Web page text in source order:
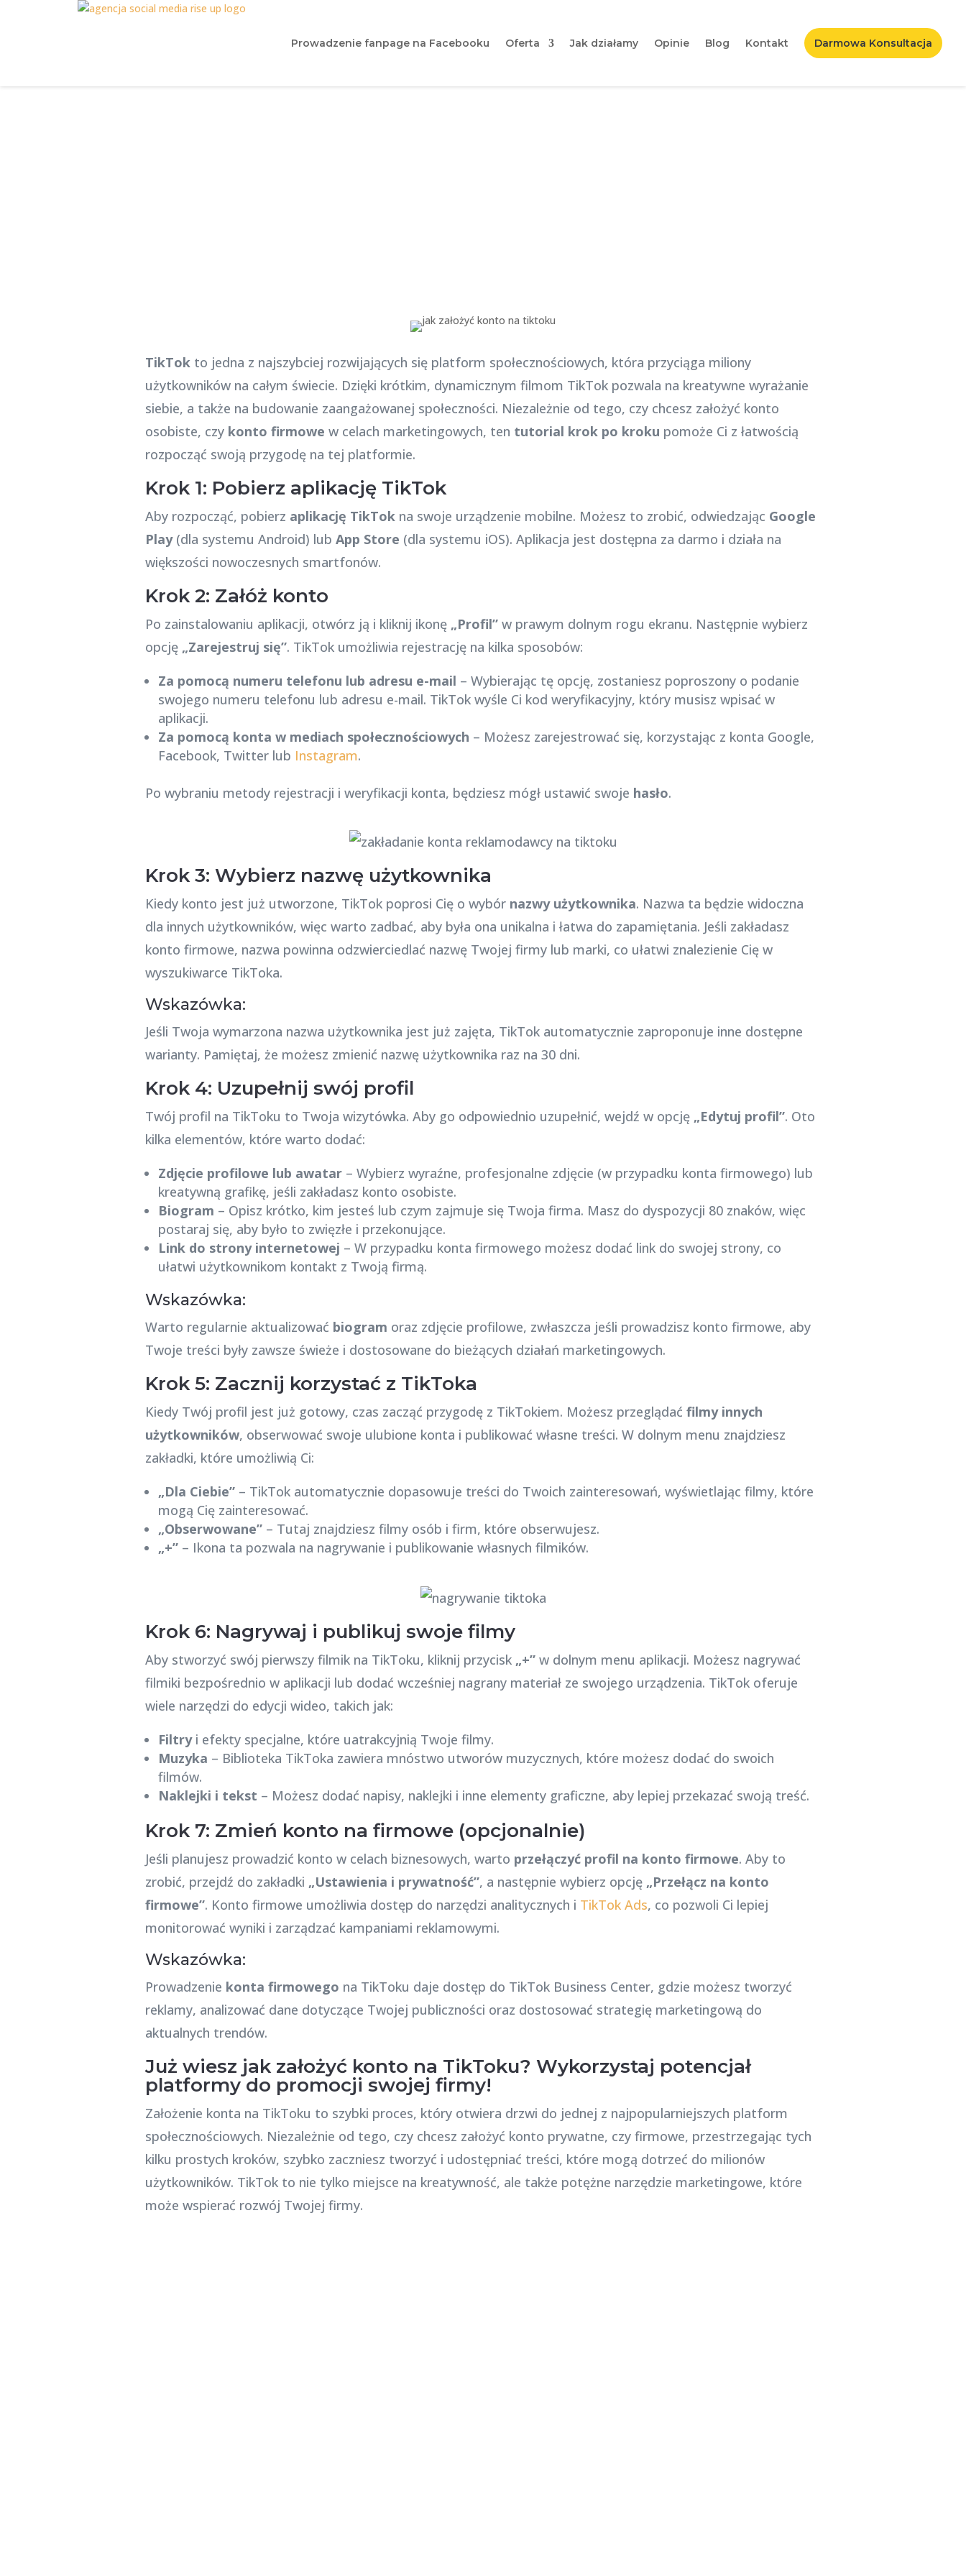
Prowadzenie fanpage na Facebooku Oferta Jak działamy Opinie Blog Kontakt Darmowa Konsultacja
TikTokto jedna z najszybciej rozwijających się platform społecznościowych, która przyciąga miliony
użytkowników na całym świecie. Dzięki krótkim, dynamicznym filmom TikTok pozwala na kreatywne wyrażanie
siebie, a także na budowanie zaangażowanej społeczności. Niezależnie od tego, czy chcesz założyć konto
osobiste, czy konto firmowe w celach marketingowych, ten tutorial krok po kroku pomoże Ci z łatwością
rozpocząć swoją przygodę na tej platformie.
Krok 1: Pobierz aplikację TikTok
Aby rozpocząć, pobierz aplikację TikTokna swoje urządzenie mobilne. Możesz to zrobić, odwiedzając Google
Play(dla systemu Android) lub App Store (dla systemu iOS). Aplikacja jest dostępna za darmo i działa na
większości nowoczesnych smartfonów.
Krok 2: Załóż konto
Po zainstalowaniu aplikacji, otwórz ją i kliknij ikonę „Profil”w prawym dolnym rogu ekranu. Następnie wybierz
opcję „Zarejestruj się”. TikTok umożliwia rejestrację na kilka sposobów:
Za pomocą numeru telefonu lub adresu e-mail – Wybierając tę opcję, zostaniesz poproszony o podanie
swojego numeru telefonu lub adresu e-mail. TikTok wyśle Ci kod weryfikacyjny, który musisz wpisać w
aplikacji.
Za pomocą konta w mediach społecznościowych – Możesz zarejestrować się, korzystając z konta Google,
Facebook, Twitter lub Instagram.
Po wybraniu metody rejestracji i weryfikacji konta, będziesz mógł ustawić swoje hasło.
Krok 3: Wybierz nazwę użytkownika
Kiedy konto jest już utworzone, TikTok poprosi Cię o wybór nazwy użytkownika. Nazwa ta będzie widoczna
dla innych użytkowników, więc warto zadbać, aby była ona unikalna i łatwa do zapamiętania. Jeśli zakładasz
konto firmowe, nazwa powinna odzwierciedlać nazwę Twojej firmy lub marki, co ułatwi znalezienie Cię w
wyszukiwarce TikToka.
Wskazówka:
Jeśli Twoja wymarzona nazwa użytkownika jest już zajęta, TikTok automatycznie zaproponuje inne dostępne
warianty. Pamiętaj, że możesz zmienić nazwę użytkownika raz na 30 dni.
Krok 4: Uzupełnij swój profil
Twój profil na TikToku to Twoja wizytówka. Aby go odpowiednio uzupełnić, wejdź w opcję „Edytuj profil”. Oto
kilka elementów, które warto dodać:
Zdjęcie profilowe lub awatar– Wybierz wyraźne, profesjonalne zdjęcie (w przypadku konta firmowego) lub
kreatywną grafikę, jeśli zakładasz konto osobiste.
Biogram – Opisz krótko, kim jesteś lub czym zajmuje się Twoja firma. Masz do dyspozycji 80 znaków, więc
postaraj się, aby było to zwięzłe i przekonujące.
Link do strony internetowej – W przypadku konta firmowego możesz dodać link do swojej strony, co
ułatwi użytkownikom kontakt z Twoją firmą.
Wskazówka:
Warto regularnie aktualizować biogram oraz zdjęcie profilowe, zwłaszcza jeśli prowadzisz konto firmowe, aby
Twoje treści były zawsze świeże i dostosowane do bieżących działań marketingowych.
Krok 5: Zacznij korzystać z TikToka
Kiedy Twój profil jest już gotowy, czas zacząć przygodę z TikTokiem. Możesz przeglądać filmy innych
użytkowników, obserwować swoje ulubione konta i publikować własne treści. W dolnym menu znajdziesz
zakładki, które umożliwią Ci:
„Dla Ciebie”– TikTok automatycznie dopasowuje treści do Twoich zainteresowań, wyświetlając filmy, które
mogą Cię zainteresować.
„Obserwowane”– Tutaj znajdziesz filmy osób i firm, które obserwujesz.
„+”– Ikona ta pozwala na nagrywanie i publikowanie własnych filmików.
Krok 6: Nagrywaj i publikuj swoje filmy
Aby stworzyć swój pierwszy filmik na TikToku, kliknij przycisk „+”w dolnym menu aplikacji. Możesz nagrywać
filmiki bezpośrednio w aplikacji lub dodać wcześniej nagrany materiał ze swojego urządzenia. TikTok oferuje
wiele narzędzi do edycji wideo, takich jak:
Filtryi efekty specjalne, które uatrakcyjnią Twoje filmy.
Muzyka – Biblioteka TikToka zawiera mnóstwo utworów muzycznych, które możesz dodać do swoich
filmów.
Naklejki i tekst – Możesz dodać napisy, naklejki i inne elementy graficzne, aby lepiej przekazać swoją treść.
Krok 7: Zmień konto na firmowe (opcjonalnie)
Jeśli planujesz prowadzić konto w celach biznesowych, warto przełączyć profil na konto firmowe. Aby to
zrobić, przejdź do zakładki „Ustawienia i prywatność”, a następnie wybierz opcję „Przełącz na konto
firmowe”. Konto firmowe umożliwia dostęp do narzędzi analitycznych i TikTok Ads, co pozwoli Ci lepiej
monitorować wyniki i zarządzać kampaniami reklamowymi.
Wskazówka:
Prowadzenie konta firmowego na TikToku daje dostęp do TikTok Business Center, gdzie możesz tworzyć
reklamy, analizować dane dotyczące Twojej publiczności oraz dostosować strategię marketingową do
aktualnych trendów.
Już wiesz jak założyć konto na TikToku? Wykorzystaj potencjał
platformy do promocji swojej firmy!
Założenie konta na TikToku to szybki proces, który otwiera drzwi do jednej z najpopularniejszych platform
społecznościowych. Niezależnie od tego, czy chcesz założyć konto prywatne, czy firmowe, przestrzegając tych
kilku prostych kroków, szybko zaczniesz tworzyć i udostępniać treści, które mogą dotrzeć do milionów
użytkowników. TikTok to nie tylko miejsce na kreatywność, ale także potężne narzędzie marketingowe, które
może wspierać rozwój Twojej firmy.